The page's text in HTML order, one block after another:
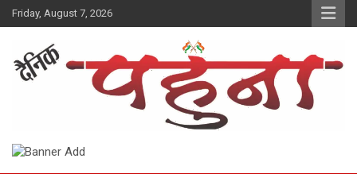
Skip
to
Friday, August 7, 2026
Dainik Pahuna